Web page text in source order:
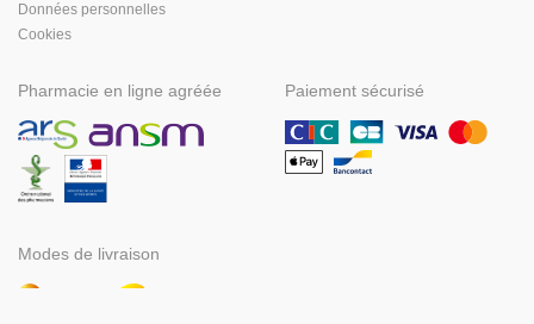
Données personnelles
Cookies
Pharmacie en ligne agréée Paiement sécurisé
Modes de livraison